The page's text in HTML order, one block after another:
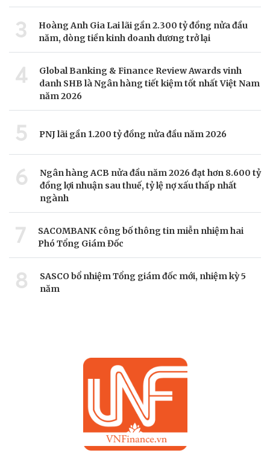
3
Hoàng Anh Gia Lai lãi gần 2.300 tỷ đồng nửa đầu
năm, dòng tiền kinh doanh dương trở lại
4
Global Banking & Finance Review Awards vinh
danh SHB là Ngân hàng tiết kiệm tốt nhất Việt Nam
năm 2026
5 PNJ lãi gần 1.200 tỷ đồng nửa đầu năm 2026
6
Ngân hàng ACB nửa đầu năm 2026 đạt hơn 8.600 tỷ
đồng lợi nhuận sau thuế, tỷ lệ nợ xấu thấp nhất
ngành
7
SACOMBANK công bố thông tin miễn nhiệm hai
Phó Tổng Giám Đốc
8
SASCO bổ nhiệm Tổng giám đốc mới, nhiệm kỳ 5
năm